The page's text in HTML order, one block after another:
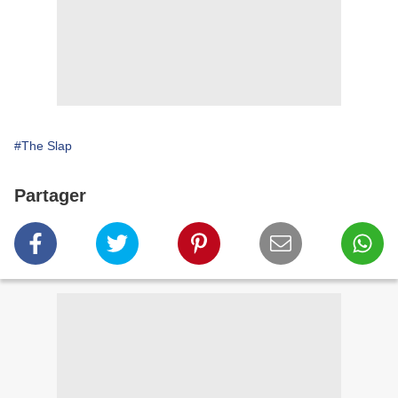
#The Slap
Partager